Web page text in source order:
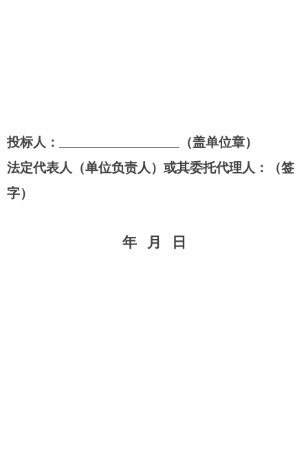
投标人：
（盖单位章）
法定代表人（单位负责人）或其委托代理人：（签
字）
年 月 日